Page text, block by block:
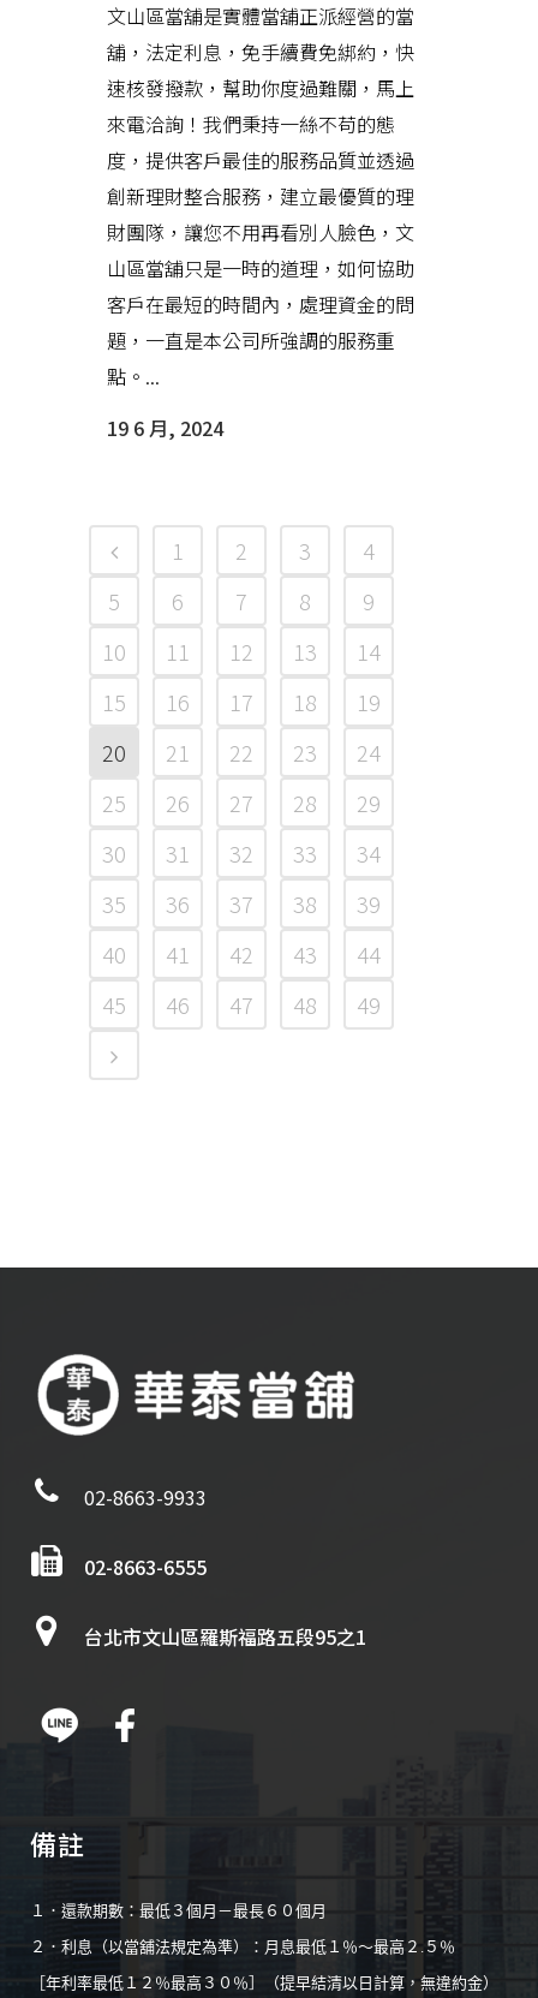
文山區當舖是實體當舖正派經營的當
舖，法定利息，免手續費免綁約，快
速核發撥款，幫助你度過難關，馬上
來電洽詢！我們秉持一絲不苟的態
度，提供客戶最佳的服務品質並透過
創新理財整合服務，建立最優質的理
財團隊，讓您不用再看別人臉色，文
山區當舖只是一時的道理，如何協助
客戶在最短的時間內，處理資金的問
題，一直是本公司所強調的服務重
點。...
19 6 月, 2024
1 2 3
4
5
6 7 8
9
10
11 12 13
14
15
16 17 18
19
20
21 22 23
24
25
26 27 28
29
30
31 32 33
34
35
36 37 38
39
40
41 42 43
44
45
46 47 48 49
02-8663-9933
02-8663-6555
台北市文山區羅斯福路五段95之1
備註
１．還款期數：最低３個月－最長６０個月
２．利息（以當舖法規定為準）：月息最低１％～最高２.５％
［年利率最低１２％最高３０％］（提早結清以日計算，無違約金）